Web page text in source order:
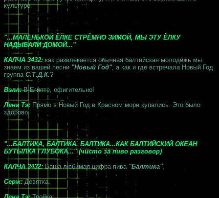
культуре.
"...МАЛЕНЬКОЙ ЁЛКЕ СТРЁМНО ЗИМОЙ, МЫ ЭТУ ЁЛКУ
НАДЫБАЛИ ДОМОЙ..."
КАЛЧА 3432: как развлекается обычная балтийская молодёжь мы
знаем из вашей песни "Новый Год", а как и где встречала Новый Год
группа С.Т.Д.К.?
Вэлл: В Египте, офигительно!
Лена Тэ: Прямо в Новый Год в Красном море купались. Это было
здорово.
"...БАЛТИКА, БАЛТИКА, БАЛТИКА...КАК БАЛТИЙСКИЙ ОКЕАН
БУТЫЛКА ГЛУБОКА..." (чисто за пиво разговор)
КАЛЧА 3432: Ваша любимая цифра пива "Балтика".
Серж: Девятка.